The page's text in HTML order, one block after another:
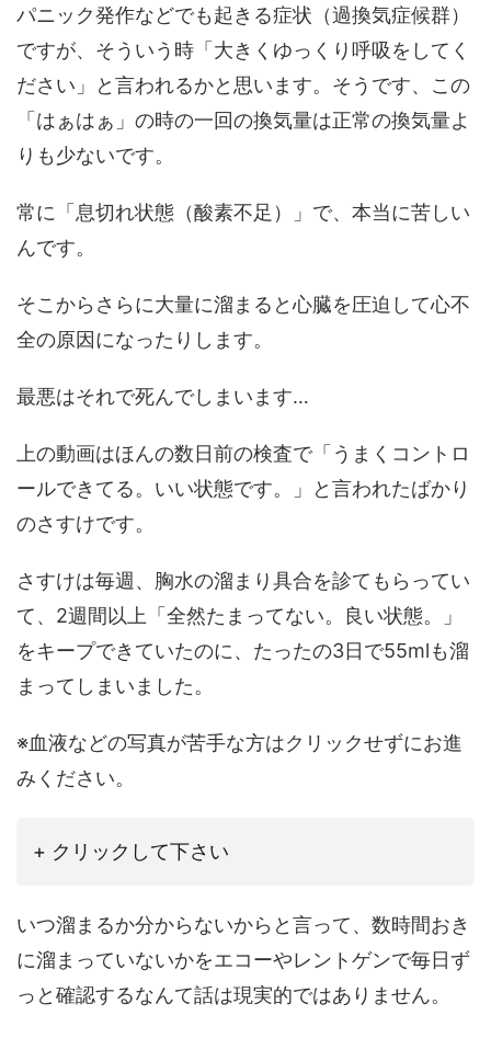
パニック発作などでも起きる症状（過換気症候群）
ですが、そういう時「大きくゆっくり呼吸をしてく
ださい」と言われるかと思います。そうです、この
「はぁはぁ」の時の一回の換気量は正常の換気量よ
りも少ないです。
常に「息切れ状態（酸素不足）」で、本当に苦しい
んです。
そこからさらに大量に溜まると心臓を圧迫して心不
全の原因になったりします。
最悪はそれで死んでしまいます…
上の動画はほんの数日前の検査で「うまくコントロ
ールできてる。いい状態です。」と言われたばかり
のさすけです。
さすけは毎週、胸水の溜まり具合を診てもらってい
て、2週間以上「全然たまってない。良い状態。」
をキープできていたのに、たったの3日で55mlも溜
まってしまいました。
※血液などの写真が苦手な方はクリックせずにお進
みください。
+ クリックして下さい
いつ溜まるか分からないからと言って、数時間おき
に溜まっていないかをエコーやレントゲンで毎日ず
っと確認するなんて話は現実的ではありません。